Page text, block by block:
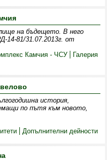
на бъдещето. В него
14-81/31.07.2013г. от
Камчия - ЧСУ Галерия
история,
по пътя към новото,
Допълнителни дейности